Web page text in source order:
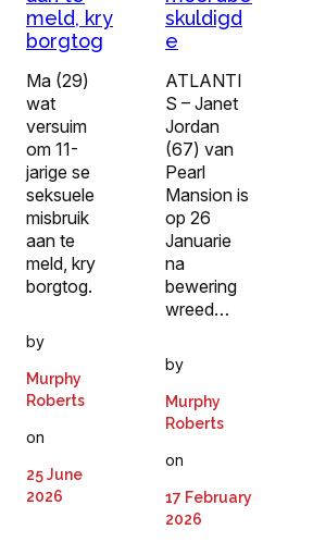
meld, kry
borgtog
Ma (29)
wat
versuim
om 11-
jarige se
seksuele
misbruik
aan te
meld, kry
borgtog.
by
Murphy
Roberts
on
25 June
2026
skuldigd
e
ATLANTI
S – Janet
Jordan
(67) van
Pearl
Mansion is
op 26
Januarie
na
bewering
wreed…
by
Murphy
Roberts
on
17 February
2026